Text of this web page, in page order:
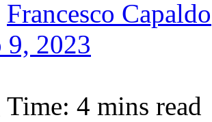
Francesco Capaldo
9, 2023
Time: 4 mins read